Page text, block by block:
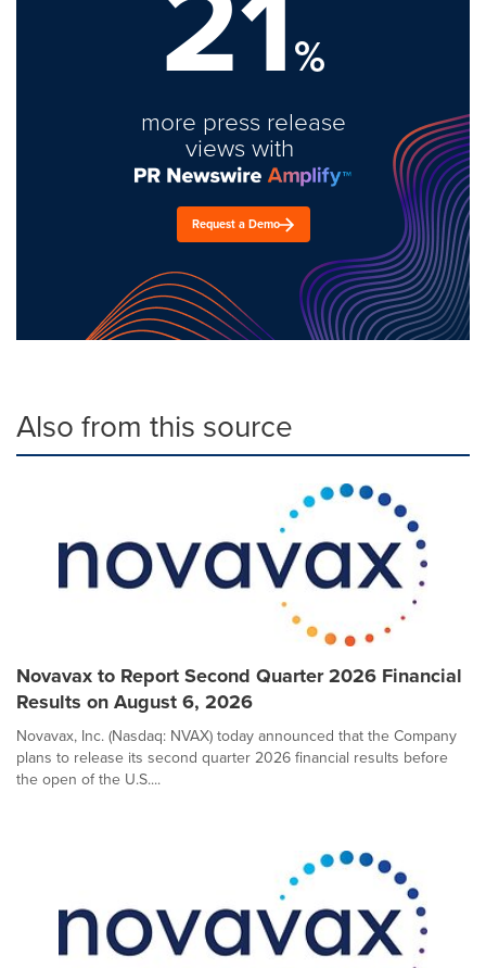
%
more press release
views with
Request a Demo
Also from this source
Novavax to Report Second Quarter 2026 Financial
Results on August 6, 2026
Novavax, Inc. (Nasdaq: NVAX) today announced that the Company
plans to release its second quarter 2026 financial results before
the open of the U.S....